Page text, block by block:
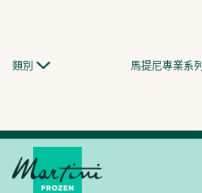
類別 馬提尼專業系列